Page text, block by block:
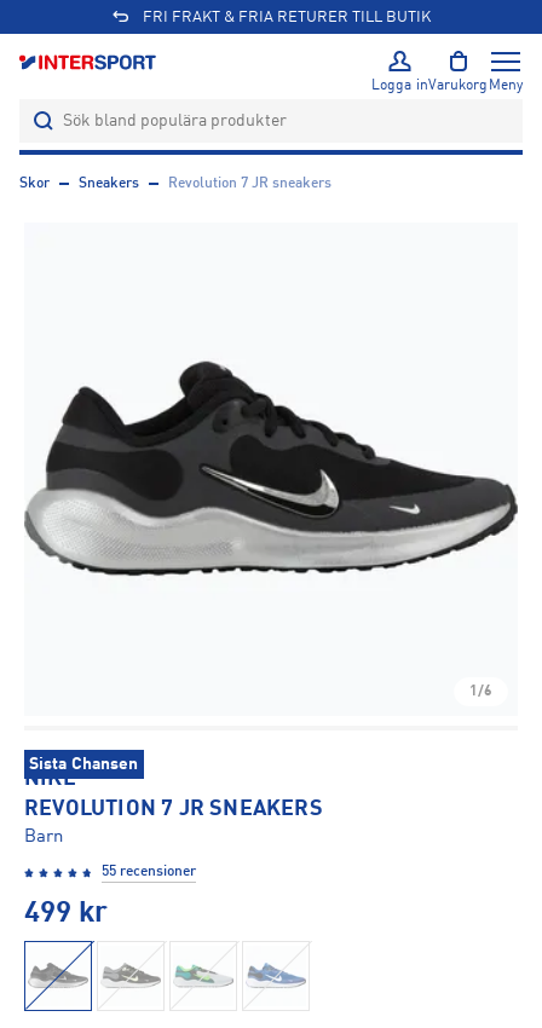
FRI FRAKT & FRIA RETURER TILL BUTIK
Logga inVarukorg Meny
Skor Sneakers Revolution 7 JR sneakers
1/6
Sista Chansen
NIKE
REVOLUTION 7 JR SNEAKERS
Barn
55 recensioner
499 kr